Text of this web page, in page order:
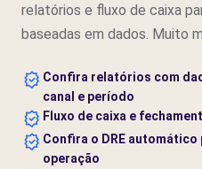
relatórios e fluxo de caixa
baseadas em dados. Muito
Confira relatórios com
canal e período
Fluxo de caixa e
Confira o DRE
operação